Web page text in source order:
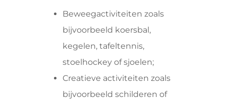
Beweegactiviteiten zoals
bijvoorbeeld koersbal,
kegelen, tafeltennis,
stoelhockey of sjoelen;
Creatieve activiteiten zoals
bijvoorbeeld schilderen of